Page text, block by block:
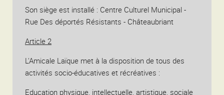
Son siège est installé : Centre Culturel Municipal -
Rue Des déportés Résistants - Châteaubriant
Article 2
L'Amicale Laïque met à la disposition de tous des
activités socio-éducatives et récréatives :
Education physique, intellectuelle, artistique, sociale